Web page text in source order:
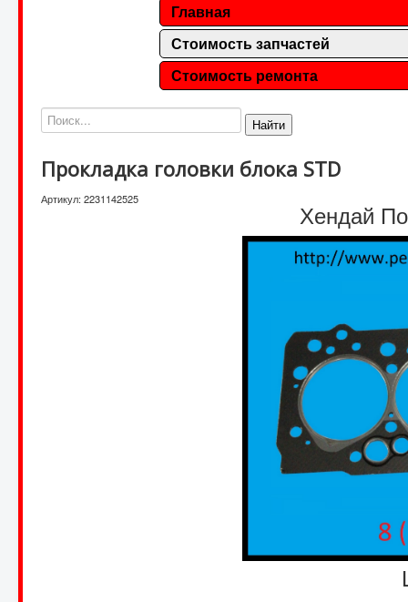
Главная
Стоимость запчастей
Стоимость ремонта
Найти
Прокладка головки блока STD
Артикул: 2231142525 Хендай